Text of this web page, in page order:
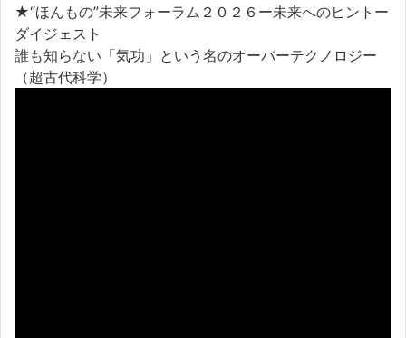
★“ほんもの”未来フォーラム２０２６ー未来へのヒントー
ダイジェスト
誰も知らない「気功」という名のオーバーテクノロジー
（超古代科学）